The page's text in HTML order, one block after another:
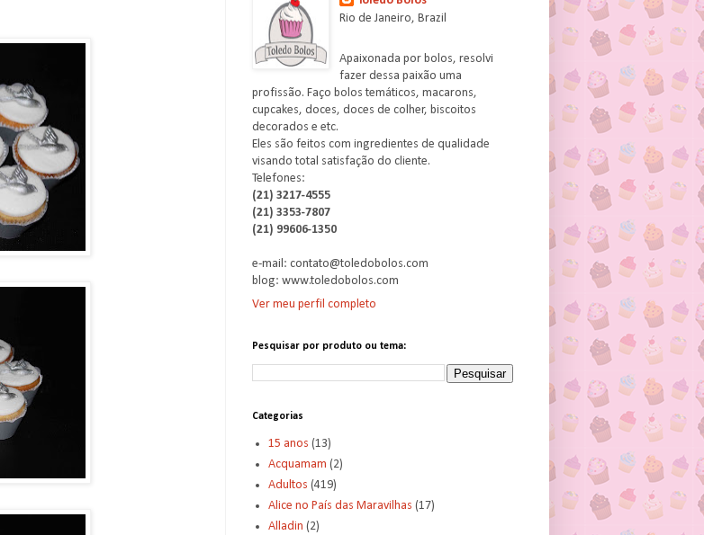
Rio de Janeiro, Brazil
Apaixonada por bolos, resolvi
fazer dessa paixão uma
profissão. Faço bolos temáticos, macarons,
cupcakes, doces, doces de colher, biscoitos
decorados e etc.
Eles são feitos com ingredientes de qualidade
visando total satisfação do cliente.
Telefones:
(21) 3217-4555
(21) 3353-7807
(21) 99606-1350
e-mail: contato@toledobolos.com
blog: www.toledobolos.com
Ver meu perfil completo
Pesquisar por produto ou tema:
Categorias
15 anos (13)
Acquamam (2)
Adultos (419)
Alice no País das Maravilhas (17)
Alladin (2)